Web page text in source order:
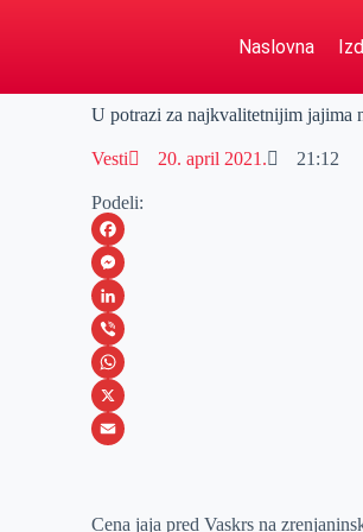
Naslovna
U potrazi za najkvalitetnijim jajima
Vesti 20. april 2021. 21:12
Podeli:
F
a
c
e
b
o
M
e
s
s
e
e
L
i
n
k
I
V
i
b
W
h
s
X
a
Cena jaja pred Vaskrs na